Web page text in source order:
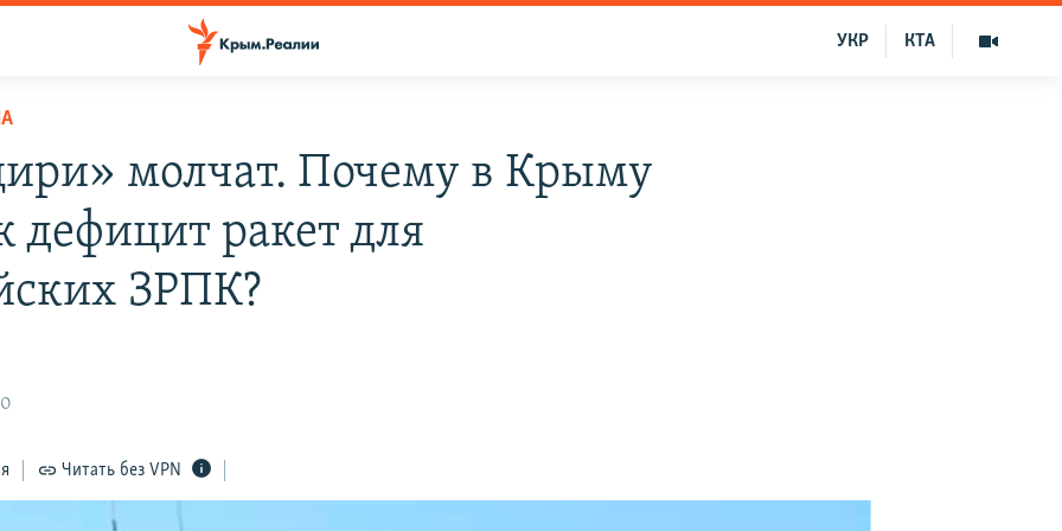
КТА
УКР
молчат. Почему в Крыму
дефицит ракет для
ЗРПК?
Читать без VPN